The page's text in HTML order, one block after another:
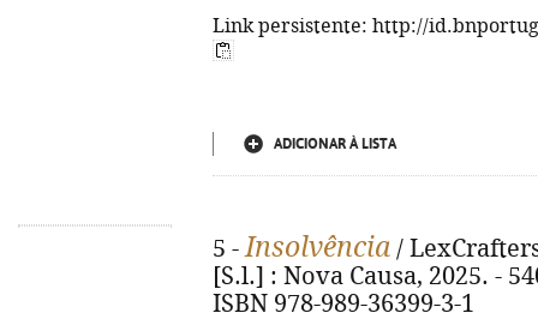
Link persistente: http://
ADICIONAR À LISTA
5 -Insolvência /
[S.l.] : Nova Causa, 2025. -
ISBN 978-989-36399-3-1